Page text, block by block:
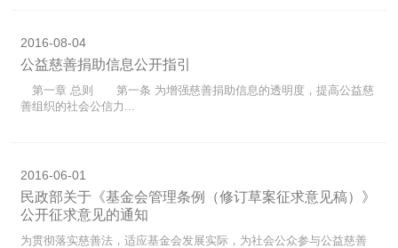
2016-08-04
公益慈善捐助信息公开指引
第一章 总则 第一条 为增强慈善捐助信息的透明度，提高公益慈
善组织的社会公信力...
2016-06-01
民政部关于《基金会管理条例（修订草案征求意见稿）》
公开征求意见的通知
为贯彻落实慈善法，适应基金会发展实际，为社会公众参与公益慈善